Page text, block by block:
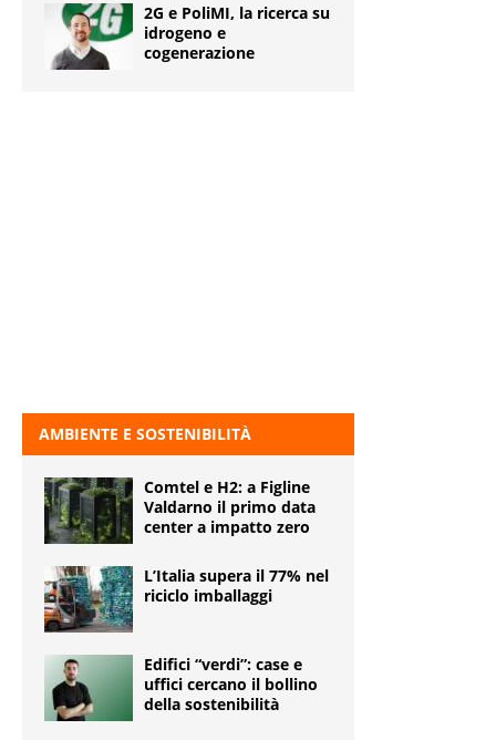
2G e PoliMI, la ricerca su
idrogeno e
cogenerazione
AMBIENTE E SOSTENIBILITÀ
Comtel e H2: a Figline
Valdarno il primo data
center a impatto zero
L’Italia supera il 77% nel
riciclo imballaggi
Edifici “verdi”: case e
uffici cercano il bollino
della sostenibilità